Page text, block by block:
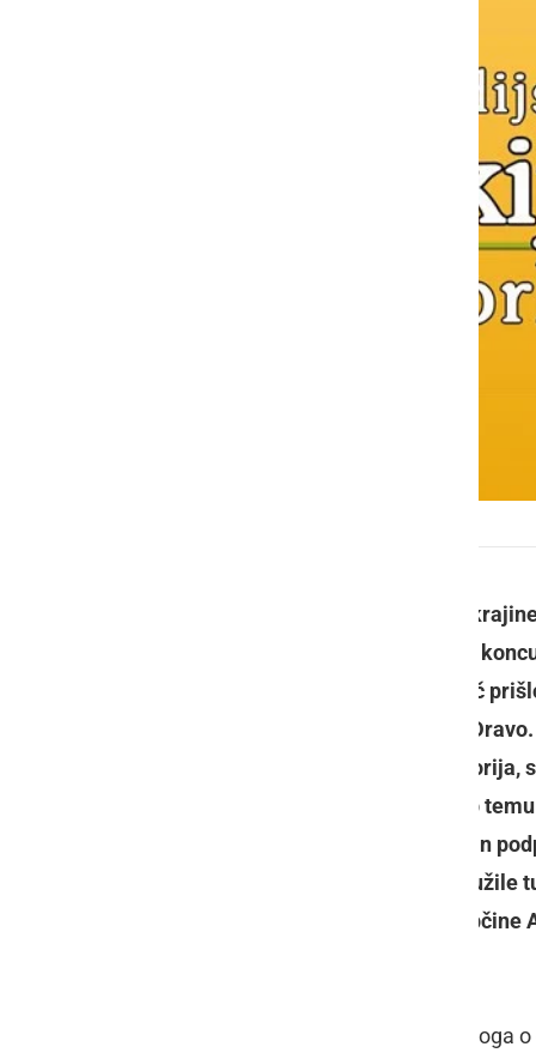
Predlog razdelitve Slovenije na
že zdaj je jasno, da vsi pogajalci na
predlogu vladne koalicije bi namreč
del območja med rekama Muro in
so že od nekdaj del prleškega
projekti na neizprosnem trgu. Kljub
bil med temi občinami dogovorjen in
kateremu so se pred kratkim pridružile
del tega projekta so namreč tudi občine
V primeru potrditve sedanjega predloga